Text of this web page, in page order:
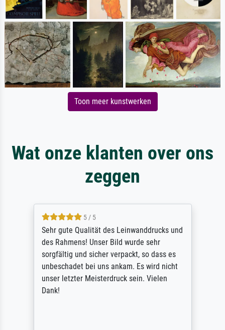
Toon meer kunstwerken
Wat onze klanten over ons
zeggen
5 / 5
Sehr gute Qualität des Leinwanddrucks und
des Rahmens! Unser Bild wurde sehr
sorgfältig und sicher verpackt, so dass es
unbeschadet bei uns ankam. Es wird nicht
unser letzter Meisterdruck sein. Vielen
Dank!